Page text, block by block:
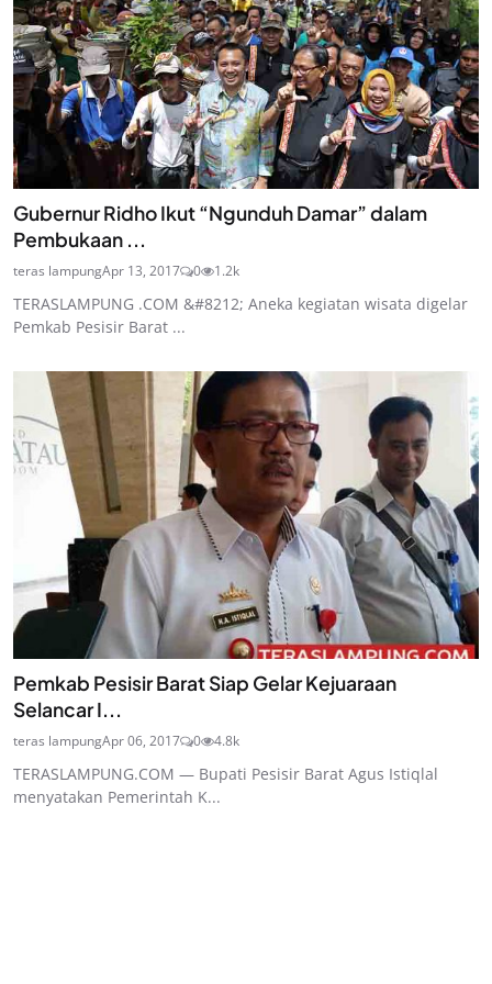
Gubernur Ridho Ikut “Ngunduh Damar” dalam
Pembukaan ...
teras lampungApr 13, 2017 0 1.2k
TERASLAMPUNG .COM &#8212; Aneka kegiatan wisata digelar
Pemkab Pesisir Barat ...
Pemkab Pesisir Barat Siap Gelar Kejuaraan
Selancar I...
teras lampungApr 06, 2017 0 4.8k
TERASLAMPUNG.COM — Bupati Pesisir Barat Agus Istiqlal
menyatakan Pemerintah K...